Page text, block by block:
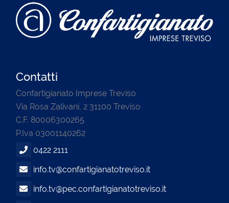
Contatti
Confartigianato Imprese Treviso
Via Rosa Zalivani, 2 31100 Treviso
C.F. 80006300265
P.Iva 03001140262
0422 2111
info.tv@confartigianatotreviso.it
info.tv@pec.confartigianatotreviso.it